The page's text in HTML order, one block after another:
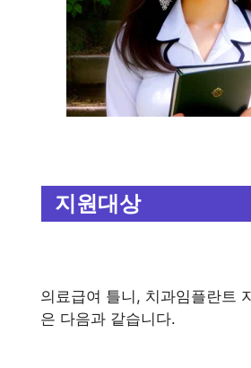
지원대상
의료급여 틀니, 치과임플란트
은 다음과 같습니다.